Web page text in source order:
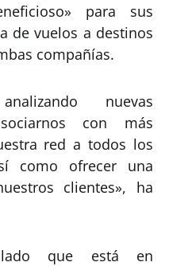
para sus
de vuelos a destinos
compañías.
nuevas
con más
red a todos los
como ofrecer una
clientes», ha
que está en